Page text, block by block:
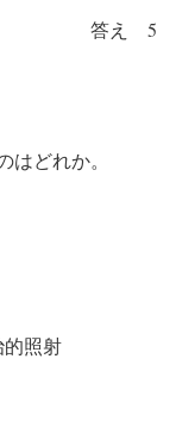
答え 5
どれか。
照射